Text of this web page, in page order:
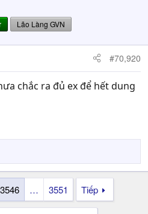
Lão Làng GVN
#70,920
chắc ra đủ ex để hết dung
3546 … 3551 Tiếp